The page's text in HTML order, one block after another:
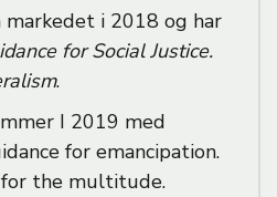
markedet i 2018 og har
for Social Justice.
.
I 2019 med
for emancipation.
for the multitude.